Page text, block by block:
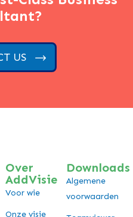
US
Over
AddVisie
Voor wie
Onze visie
Downloads
Algemene
voorwaarden